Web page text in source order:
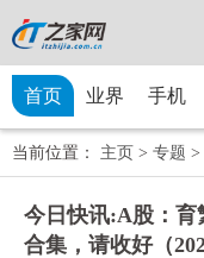
首页 业界 手机
当前位置： 主页 > 专题 >
今日快讯:A股：育
合集，请收好（